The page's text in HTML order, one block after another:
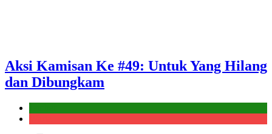
Aksi Kamisan Ke #49: Untuk Yang Hilang
dan Dibungkam